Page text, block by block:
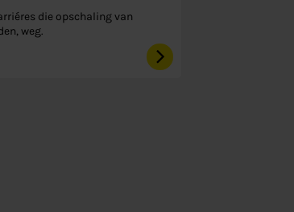
die opschaling van
weg.